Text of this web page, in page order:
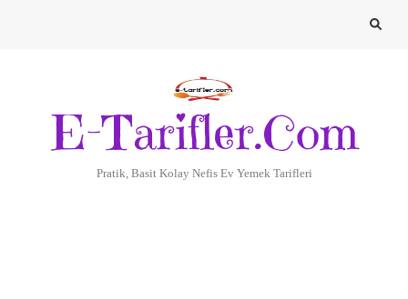
E-Tarifler.Com
Pratik, Basit Kolay Nefis Ev Yemek Tarifleri